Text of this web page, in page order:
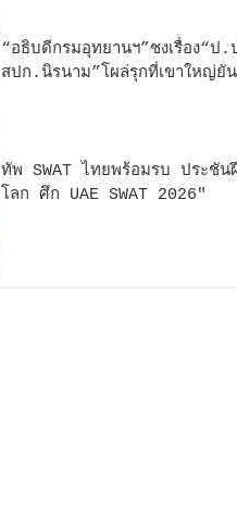
“อธิบดีกรมอุทยานฯ”ชงเรื่อง“
สปก.นิรนาม”โผล่รุกที่เขาใหญ่ยั
ทัพ SWAT ไทยพร้อมรบ ประชั
โลก ศึก UAE SWAT 2026"